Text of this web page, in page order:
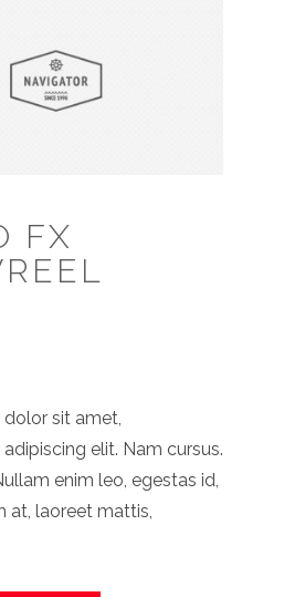
FX
sit amet,
elit. Nam cursus.
enim leo, egestas id,
at, laoreet mattis,